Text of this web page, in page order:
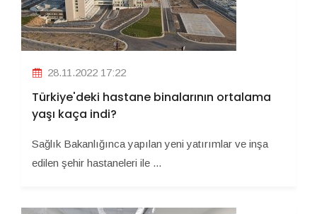
28.11.2022 17:22
Türkiye'deki hastane binalarının ortalama
yaşı kaça indi?
Sağlık Bakanlığınca yapılan yeni yatırımlar ve inşa
edilen şehir hastaneleri ile ...